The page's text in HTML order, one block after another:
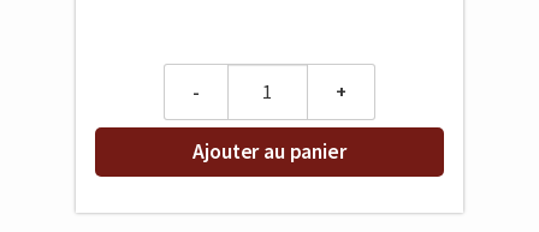
Ajouter au panier